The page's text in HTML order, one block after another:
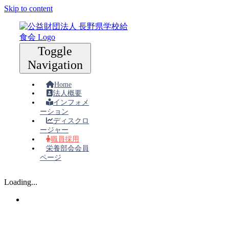
Skip to content
Toggle
Navigation
Home
法人概要
インフォメ
ーション
ディスクロ
ージャー
職員採用
栄養部会会員
ページ
Loading...